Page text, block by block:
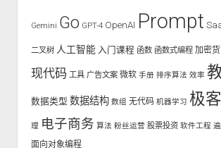
Gemini Go GPT-4 OpenAI Prompt
二叉树 人工智能 入门课程 函数 函数式编程 加密
现代码 工具 广告文案 微软 手册 排序算法 效率
数据类型 数据结构 数组 无代码 机器学习 极
理 电子商务 算法 粉丝运营 股票投资 软件工程
面向对象编程